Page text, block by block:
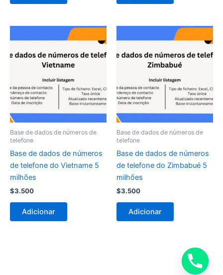
Base de dados de números de
telefone
Base de dados de números
de telefone do Vietname 5
milhões
$3.500
Adicionar
Base de dados de números de
telefone
Base de dados de números
de telefone do Zimbabué 5
milhões
$3.500
Adicionar